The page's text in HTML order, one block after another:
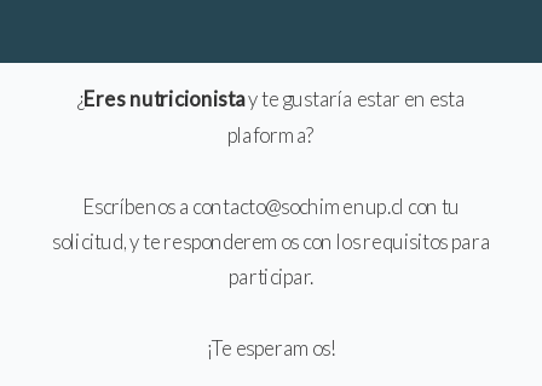
¿Eres nutricionistay te gustaría estar en esta
plaforma?
Escríbenos a contacto@sochimenup.cl con tu
solicitud, y te responderemos con los requisitos para
participar.
¡Te esperamos!